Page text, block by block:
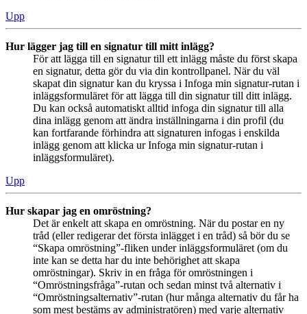
Upp
Hur lägger jag till en signatur till mitt inlägg?
För att lägga till en signatur till ett inlägg måste du först skapa
en signatur, detta gör du via din kontrollpanel. När du väl
skapat din signatur kan du kryssa i Infoga min signatur-rutan i
inläggsformuläret för att lägga till din signatur till ditt inlägg.
Du kan också automatiskt alltid infoga din signatur till alla
dina inlägg genom att ändra inställningarna i din profil (du
kan fortfarande förhindra att signaturen infogas i enskilda
inlägg genom att klicka ur Infoga min signatur-rutan i
inläggsformuläret).
Upp
Hur skapar jag en omröstning?
Det är enkelt att skapa en omröstning. När du postar en ny
tråd (eller redigerar det första inlägget i en tråd) så bör du se
“Skapa omröstning”-fliken under inläggsformuläret (om du
inte kan se detta har du inte behörighet att skapa
omröstningar). Skriv in en fråga för omröstningen i
“Omröstningsfråga”-rutan och sedan minst två alternativ i
“Omröstningsalternativ”-rutan (hur många alternativ du får ha
som mest bestäms av administratören) med varje alternativ